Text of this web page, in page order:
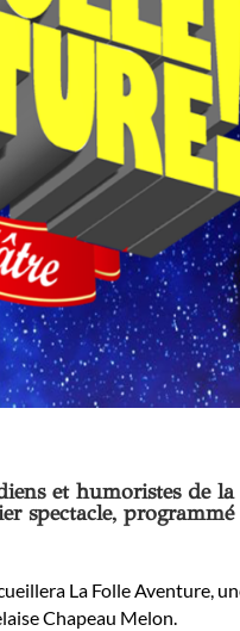
et humoristes de la
spectacle,
La Folle Aventure,
Chapeau Melon.